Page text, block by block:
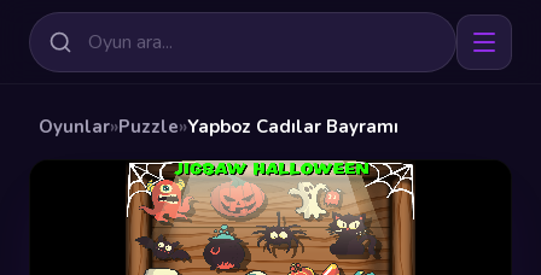
Oyunlar»Puzzle»Yapboz Cadılar Bayramı